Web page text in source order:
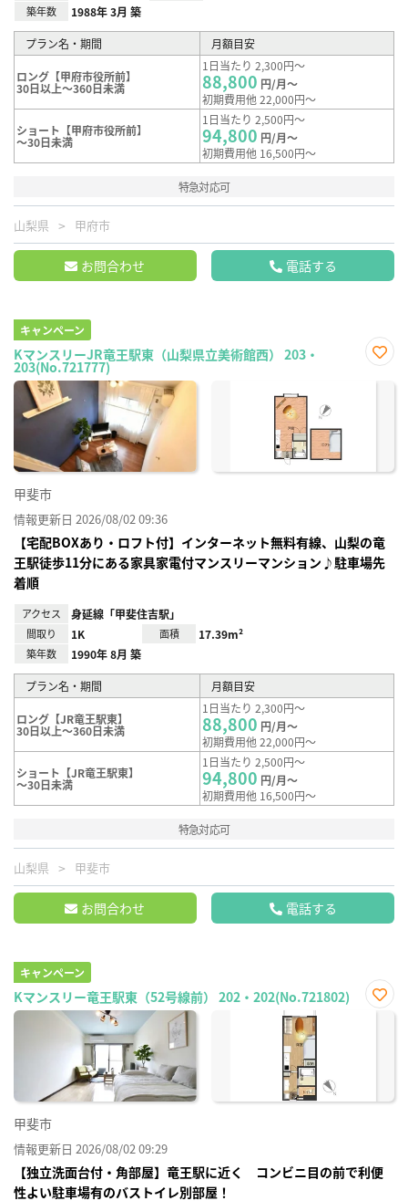
築年数 1988年 3月 築
プラン名・期間 月額目安
ロング【甲府市役所前】
30日以上～360日未満
1日当たり 2,300円～
88,800 円/月～
初期費用他 22,000円～
ショート【甲府市役所前】
～30日未満
1日当たり 2,500円～
94,800 円/月～
初期費用他 16,500円～
特急対応可
山梨県 甲府市
お問合わせ 電話する
キャンペーン
KマンスリーJR竜王駅東（山梨県立美術館西） 203・
203(No.721777)
に入
甲斐市
情報更新日 2026/08/02 09:36
【宅配BOXあり・ロフト付】インターネット無料有線、山梨の竜
王駅徒歩11分にある家具家電付マンスリーマンション♪駐車場先
着順
アクセス 身延線「甲斐住吉駅」
間取り 1K 面積 17.39m²
築年数 1990年 8月 築
プラン名・期間 月額目安
ロング【JR竜王駅東】
30日以上～360日未満
1日当たり 2,300円～
88,800 円/月～
初期費用他 22,000円～
ショート【JR竜王駅東】
～30日未満
1日当たり 2,500円～
94,800 円/月～
初期費用他 16,500円～
特急対応可
山梨県 甲斐市
お問合わせ 電話する
キャンペーン
Kマンスリー竜王駅東（52号線前） 202・202(No.721802)
お気
甲斐市
情報更新日 2026/08/02 09:29
【独立洗面台付・角部屋】竜王駅に近く コンビニ目の前で利便
性よい駐車場有のバストイレ別部屋！